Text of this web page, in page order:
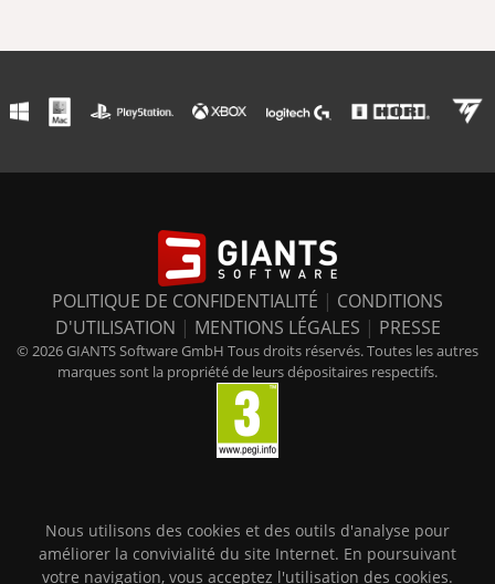
POLITIQUE DE CONFIDENTIALITÉ | CONDITIONS
D'UTILISATION | MENTIONS LÉGALES | PRESSE
© 2026 GIANTS Software GmbH Tous droits réservés. Toutes les autres
marques sont la propriété de leurs dépositaires respectifs.
Nous utilisons des cookies et des outils d'analyse pour
améliorer la convivialité du site Internet. En poursuivant
votre navigation, vous acceptez l'utilisation des cookies.